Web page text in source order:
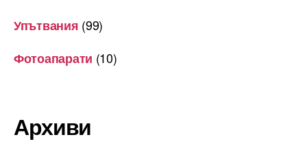
Упътвания (99)
Фотоапарати (10)
Архиви